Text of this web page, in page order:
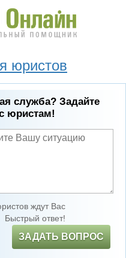
юристов
служба? Задайте
юристам!
ждут Вас
Быстрый ответ!
ЗАДАТЬ ВОПРОС